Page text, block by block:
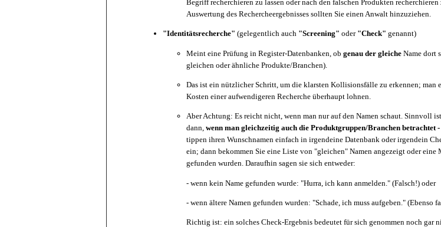
Begriff recherchieren zu lassen oder nach den falschen Produkten recherchieren
Auswertung des Rechercheergebnisses sollten Sie einen Anwalt hinzuziehen.
"Identitätsrecherche" (gelegentlich auch "Screening" oder "Check" genannt)
Meint eine Prüfung in Register-Datenbanken, ob genau der gleiche Name dort
gleichen oder ähnliche Produkte/Branchen).
Das ist ein nützlicher Schritt, um die klarsten Kollisionsfälle zu erkennen; man
Kosten einer aufwendigeren Recherche überhaupt lohnen.
Aber Achtung: Es reicht nicht, wenn man nur auf den Namen schaut. Sinnvoll
dann, wenn man gleichzeitig auch die Produktgruppen/Branchen betrachtet -
tippen ihren Wunschnamen einfach in irgendeine Datenbank oder irgendein
ein; dann bekommen Sie eine Liste von "gleichen" Namen angezeigt oder eine
gefunden wurden. Daraufhin sagen sie sich entweder:
- wenn kein Name gefunden wurde: "Hurra, ich kann anmelden." (Falsch!) oder
- wenn ältere Namen gefunden wurden: "Schade, ich muss aufgeben." (Ebenso
Richtig ist: ein solches Check-Ergebnis bedeutet für sich genommen noch gar